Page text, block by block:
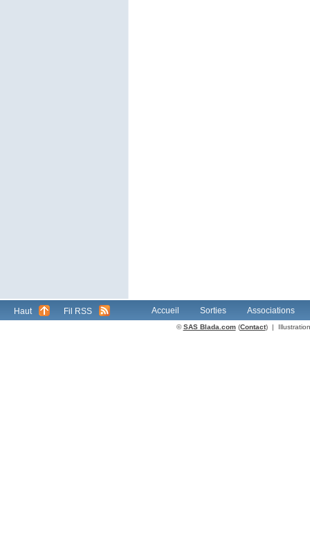
Haut Fil RSS Accueil Sorties Associations
©SAS Blada.com(Contact) |